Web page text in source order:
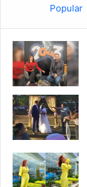
Popular